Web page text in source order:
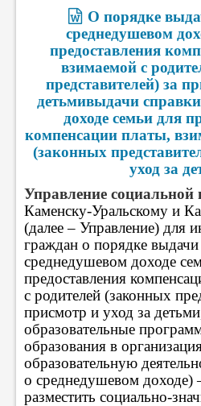
О порядке
среднедушевом
предоставления
взимаемой с
представителей) за
детьмивыдачи
доходе семьи для
компенсации платы,
(законных
уход за
Управление социальной
Каменску-Уральскому и
(далее – Управление) для
граждан о порядке выдачи
среднедушевом доходе
предоставления
с родителей (законных
присмотр и уход за
образовательные
образования в
образовательную
о среднедушевом доходе)
разместить социально-